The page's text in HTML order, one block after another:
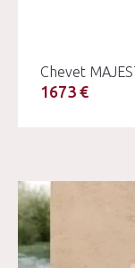
Chevet
1673 €